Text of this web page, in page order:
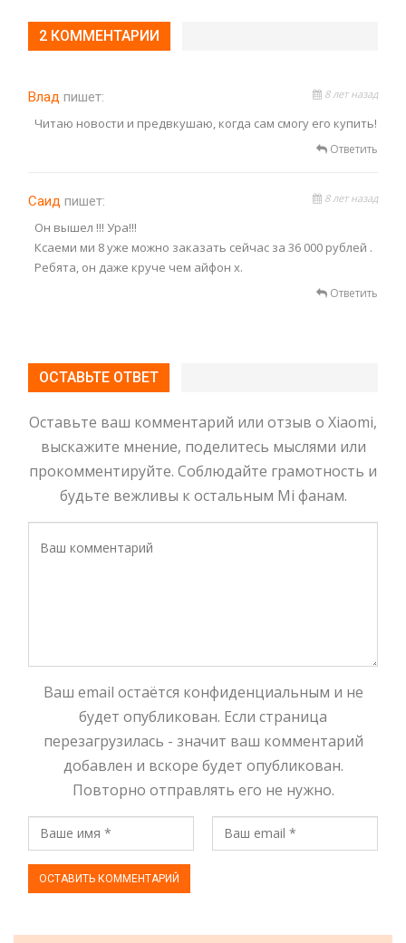
2 КОММЕНТАРИИ
Влад пишет: 8 лет назад
Читаю новости и предвкушаю, когда сам смогу его купить!
Ответить
Саид пишет: 8 лет назад
Он вышел !!! Ура!!!
Ксаеми ми 8 уже можно заказать сейчас за 36 000 рублей .
Ребята, он даже круче чем айфон х.
Ответить
ОСТАВЬТЕ ОТВЕТ
Оставьте ваш комментарий или отзыв о Xiaomi,
выскажите мнение, поделитесь мыслями или
прокомментируйте. Соблюдайте грамотность и
будьте вежливы к остальным Mi фанам.
Ваш email остаётся конфиденциальным и не
будет опубликован. Если страница
перезагрузилась - значит ваш комментарий
добавлен и вскоре будет опубликован.
Повторно отправлять его не нужно.